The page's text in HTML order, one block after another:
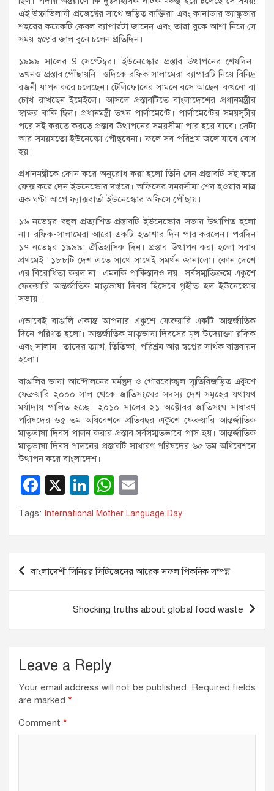
এই উচ্চাভিলাষী প্রজেক্টের সাথে জড়িত ব্যক্তিরা এবং কানাডার ভ্যাঙ্কুভার
শহরের কয়েকটি কেবল ব্যাপারটা জানেন এবং তারা বুকে আশা নিয়ে সে
সময় স্বপ্নের জাল বুনে চলেন প্রতিদিন।
১৯৯৯ সালের 9 সেপ্টেম্বর। ইউনেস্কোর প্রস্তাব উত্থাপনের শেষদিন।
তখনও প্রস্তাব পৌঁছায়নি। ওদিকে রফিক সালামেরা ব্যাপারটি নিয়ে বিনিদ্র
রজনী যাপন করে চলেছেন। টেলিফোনের সামনে বসে আছেন, কখনো বা
চোখ রাখছেন ইমেইলে। আসলে প্রস্তাবটিতে বাংলাদেশের প্রধানমন্ত্রীর
স্বাক্ষর বাকি ছিল। প্রধানমন্ত্রী তখন পার্লামেন্টে। পার্লামেন্টের সময়সূচীর
পরে সই করতে করতে প্রস্তাব উত্থাপনের সময়সীমা পার হয়ে যাবে। সেটা
আর সময়মতো ইউনেস্কো পৌছুবেনা। ফলে সব পরিশ্রম জলে যাবে বোধ
হয়।
প্রধানমন্ত্রীকে ফোন করে অনুরোধ করা হলো তিনি যেন প্রস্তাবটি সই করে
ফেক্স করে দেন ইউনেস্কোর দপ্তরে। অফিসের সময়সীমা শেষ হওয়ার মাত্র
এক ঘণ্টা আগে ফ্যাক্সবার্তা ইউনেস্কোর অফিসে পৌঁছায়।
১৬ নভেম্বর বহুল প্রত্যাশিত প্রস্তাবটি ইউনেস্কোর সভায় উত্থাপিত হলো
না। রফিক-সালামেরা আরো একটি হতাশার দিন পার করলেন। পরদিন
১৭ নভেম্বর ১৯৯৯; ঐতিহাসিক দিন। প্রস্তাব উত্থাপন করা হলো সবার
প্রথমেই। ১৮৮টি দেশ এতে সাথে সাথেই সমর্থন জানালো। কোন দেশে
এর বিরোধিতা করল না। এমনকি পাকিস্তানও নয়। সর্বসম্মতিক্রমে একুশে
ফেব্রুয়ারি আন্তর্জাতিক মাতৃভাষা দিবস হিসেবে গৃহীত হল ইউনেস্কোর
সভায়।
এভাবেই বাঙালি একান্ত আপনার একুশে ফেব্রুয়ারি একটি আন্তর্জাতিক
দিনে পরিণত হলো। আন্তর্জাতিক মাতৃভাষা দিবসের মূল উদ্যোক্তা রফিক
এবং সালাম। তাদের ত্যাগ, তিতিক্ষা, পরিশ্রম আর স্বপ্নের সার্থক বাস্তবায়ন
হলো।
বাঙালির ভাষা আন্দোলনের মর্মন্তুদ ও গৌরবোজ্জ্বল স্মৃতিবিজড়িত একুশে
ফেব্রুয়ারি ২০০০ সাল থেকে জাতিসংঘের সদস্য দেশ সমূহের যথাযথ
মর্যাদায় পালিত হচ্ছে। ২০১০ সালের ২১ অক্টোবর জাতিসংঘ সাধারণ
পরিষদের ৬৫ তম অধিবেশনে প্রতিবছর একুশে ফেব্রুয়ারি আন্তর্জাতিক
মাতৃভাষা দিবস পালন করার প্রস্তাব সর্বসম্মতভাবে পাস হয়। আন্তর্জাতিক
মাতৃভাষা দিবস পালনের প্রস্তাবটি সাধারণ পরিষদের ৬৫ তম অধিবেশনে
উত্থাপন করে বাংলাদেশ।
F
a
c
e
b
o
k
X
Li
n
k
e
dI
n
W
at
s
A
p
p
ail
Tags: International Mother Language Day
Post
navigation
বাংলাদেশী সিনিয়র সিটিজেনের আরেক সফল পিকনিক সম্পন্ন
Shocking truths about global food waste
Leave a Reply
Your email address will not be published. Required fields
are marked *
Comment *